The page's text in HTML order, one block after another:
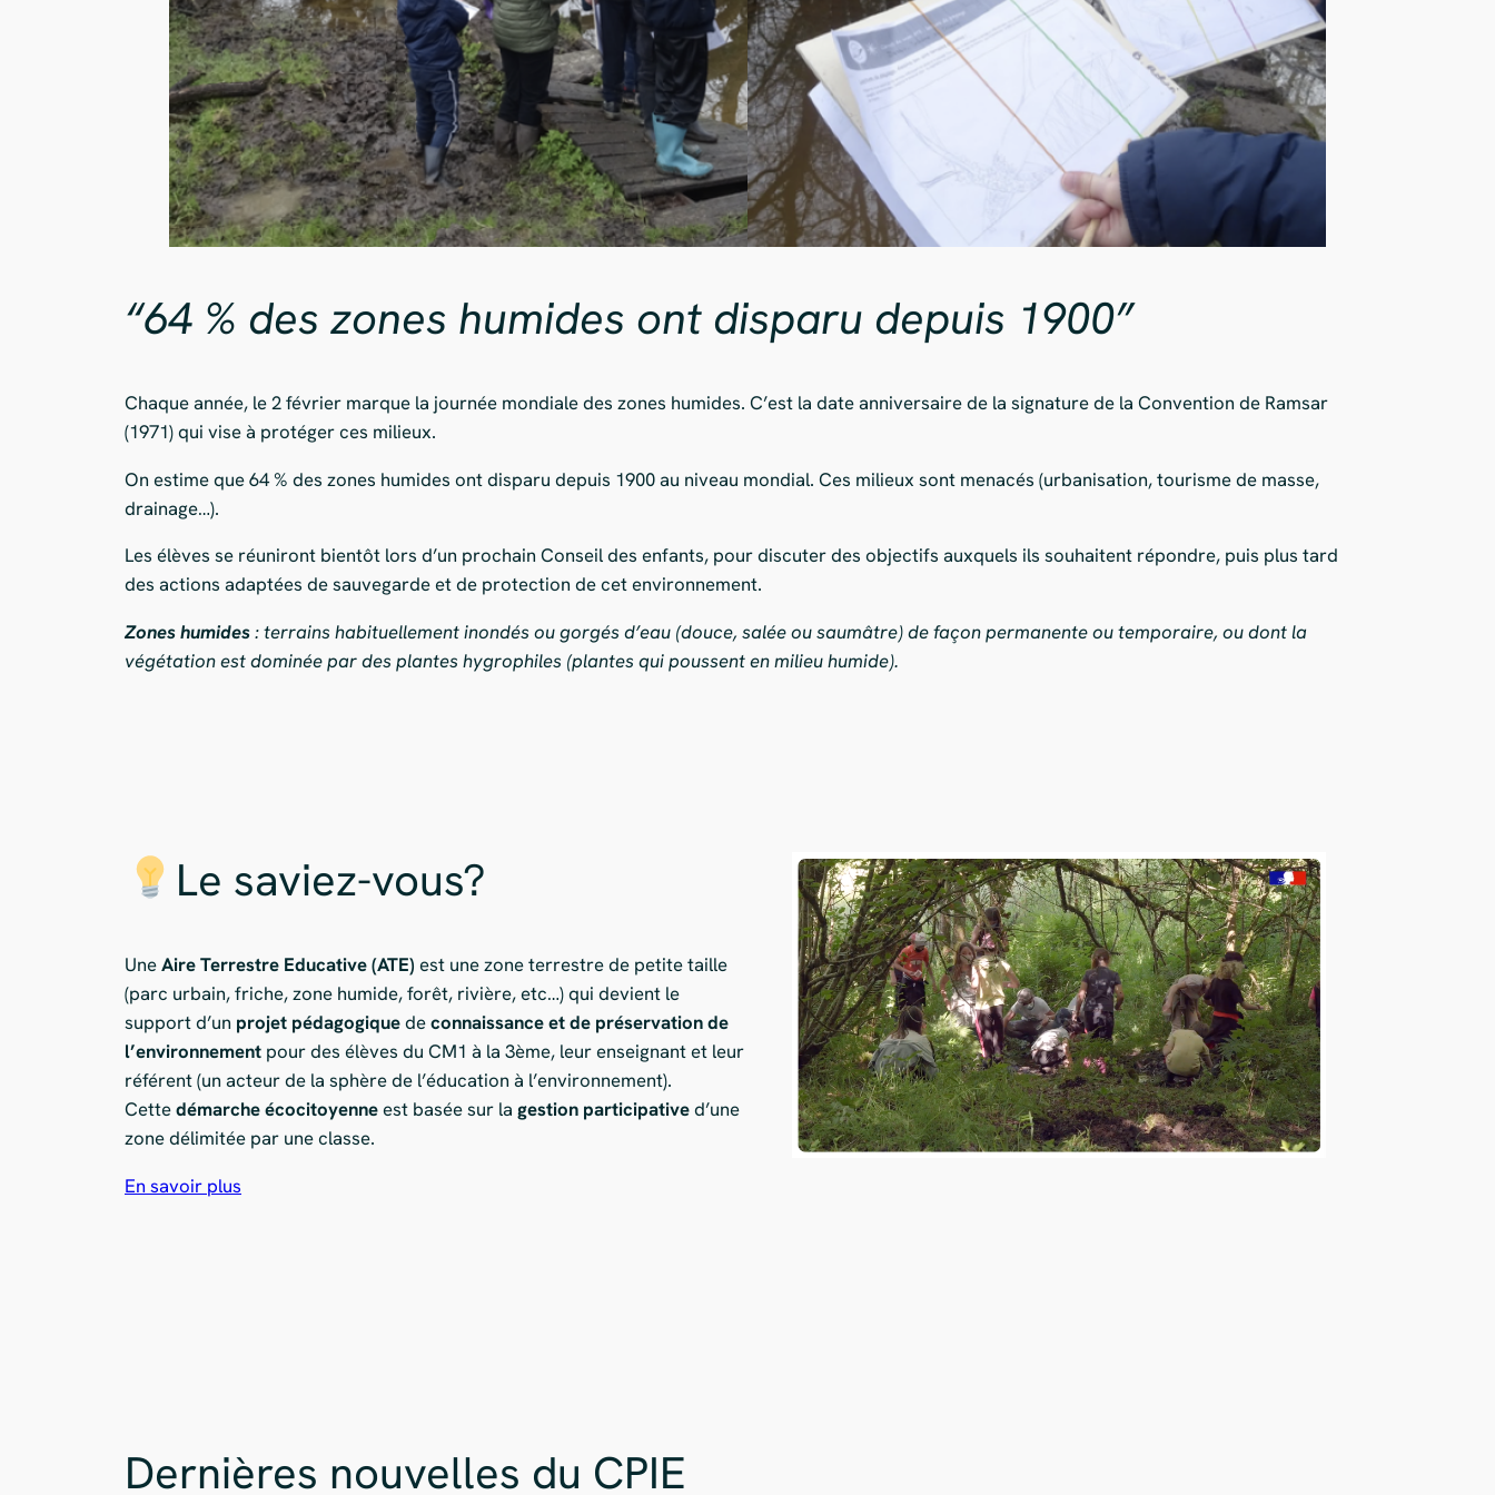
“64 % des zones humides ont disparu depuis 1900”
Chaque année, le 2 février marque la journée mondiale des zones humides. C’est la date anniversaire de la signature de la Convention de Ramsar
(1971) qui vise à protéger ces milieux.
On estime que 64 % des zones humides ont disparu depuis 1900 au niveau mondial. Ces milieux sont menacés (urbanisation, tourisme de masse,
drainage…).
Les élèves se réuniront bientôt lors d’un prochain Conseil des enfants, pour discuter des objectifs auxquels ils souhaitent répondre, puis plus tard
des actions adaptées de sauvegarde et de protection de cet environnement.
Zones humides: terrains habituellement inondés ou gorgés d’eau (douce, salée ou saumâtre) de façon permanente ou temporaire, ou dont la
végétation est dominée par des plantes hygrophiles (plantes qui poussent en milieu humide).
Le saviez-vous?
UneAire Terrestre Educative (ATE) est une zone terrestre de petite taille
(parc urbain, friche, zone humide, forêt, rivière, etc…) qui devient le
support d’un projet pédagogiquedeconnaissance et de préservation de
l’environnement pour des élèves du CM1 à la 3ème, leur enseignant et leur
référent (un acteur de la sphère de l’éducation à l’environnement).
Cettedémarche écocitoyenneest basée sur la gestion participatived’une
zone délimitée par une classe.
En savoir plus
Dernières nouvelles du CPIE